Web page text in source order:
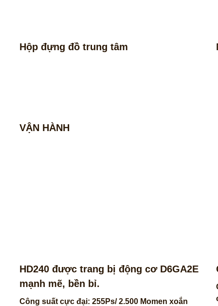
Hộp đựng đồ trung tâm
VẬN HÀNH
HD240 được trang bị động cơ D6GA2E
mạnh mẽ, bền bỉ.
Công suất cực đại: 255Ps/ 2.500 Momen xoắn